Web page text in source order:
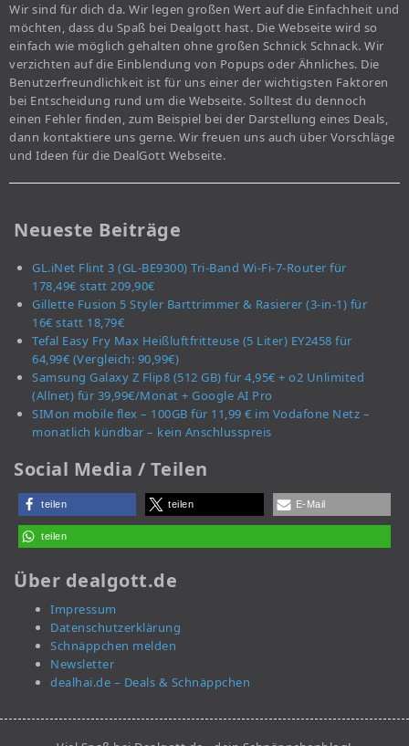
Wir sind für dich da. Wir legen großen Wert auf die Einfachheit und
möchten, dass du Spaß bei Dealgott hast. Die Webseite wird so
einfach wie möglich gehalten ohne großen Schnick Schnack. Wir
verzichten auf die Einblendung von Popups oder Ähnliches. Die
Benutzerfreundlichkeit ist für uns einer der wichtigsten Faktoren
bei Entscheidung rund um die Webseite. Solltest du dennoch
einen Fehler finden, zum Beispiel bei der Darstellung eines Deals,
dann kontaktiere uns gerne. Wir freuen uns auch über Vorschläge
und Ideen für die DealGott Webseite.
Neueste Beiträge
GL.iNet Flint 3 (GL-BE9300) Tri-Band Wi-Fi-7-Router für
178,49€ statt 209,90€
Gillette Fusion 5 Styler Barttrimmer & Rasierer (3-in-1) für
16€ statt 18,79€
Tefal Easy Fry Max Heißluftfritteuse (5 Liter) EY2458 für
64,99€ (Vergleich: 90,99€)
Samsung Galaxy Z Flip8 (512 GB) für 4,95€ + o2 Unlimited
(Allnet) für 39,99€/Monat + Google AI Pro
SIMon mobile flex – 100GB für 11,99 € im Vodafone Netz –
monatlich kündbar – kein Anschlusspreis
Social Media / Teilen
teilen teilen E-Mail
teilen
Über dealgott.de
Impressum
Datenschutzerklärung
Schnäppchen melden
Newsletter
dealhai.de – Deals & Schnäppchen